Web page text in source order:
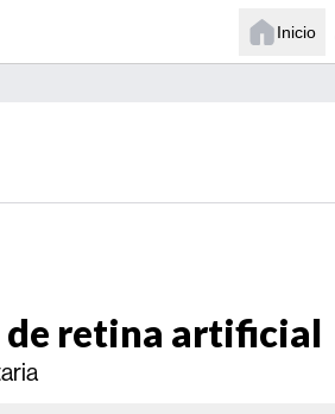
Inicio
de retina artificial